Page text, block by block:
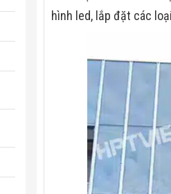
hình led, lắp đặt các